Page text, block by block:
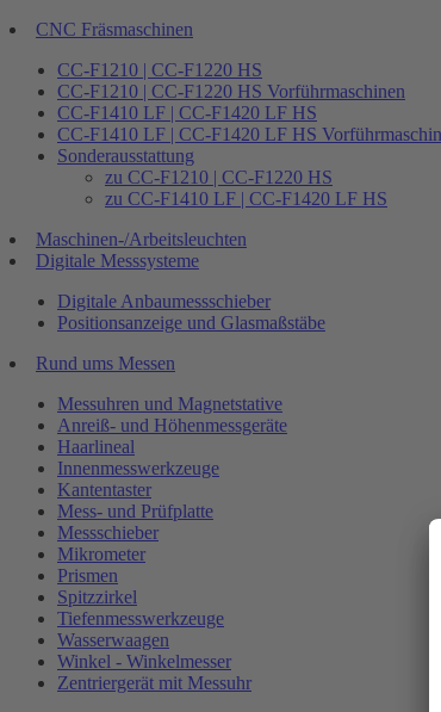
CNC Fräsmaschinen
CC-F1210 | CC-F1220 HS
CC-F1210 | CC-F1220 HS Vorführmaschinen
CC-F1410 LF | CC-F1420 LF HS
CC-F1410 LF | CC-F1420 LF HS
Sonderausstattung
zu CC-F1210 | CC-F1220 HS
zu CC-F1410 LF | CC-F1420 LF HS
Maschinen-/Arbeitsleuchten
Digitale Messsysteme
Digitale Anbaumessschieber
Positionsanzeige und Glasmaßstäbe
Rund ums Messen
Messuhren und Magnetstative
Anreiß- und Höhenmessgeräte
Haarlineal
Innenmesswerkzeuge
Kantentaster
Mess- und Prüfplatte
Messschieber
Mikrometer
Prismen
Spitzzirkel
Tiefenmesswerkzeuge
Wasserwaagen
Winkel - Winkelmesser
Zentriergerät mit Messuhr